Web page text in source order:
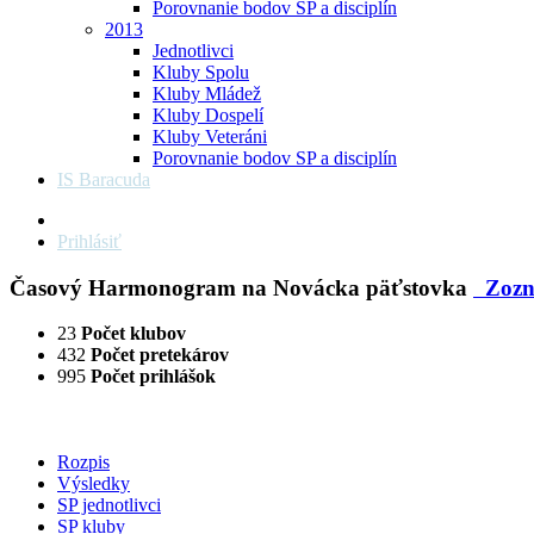
Porovnanie bodov SP a disciplín
2013
Jednotlivci
Kluby Spolu
Kluby Mládež
Kluby Dospelí
Kluby Veteráni
Porovnanie bodov SP a disciplín
IS Baracuda
Prihlásiť
Časový Harmonogram na Novácka päťstovka
23 Počet klubov
432 Počet pretekárov
995 Počet prihlášok
Rozpis
Výsledky
SP jednotlivci
SP kluby